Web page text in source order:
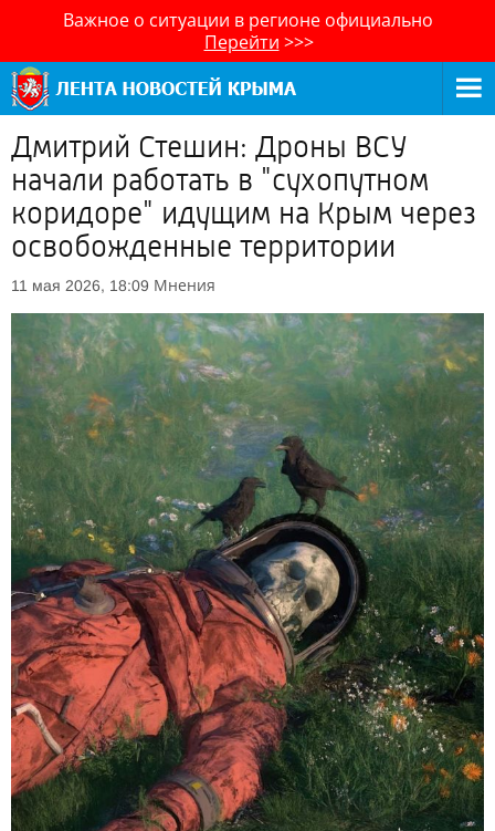
Важное о ситуации в регионе официально
Перейти >>>
Дмитрий Стешин: Дроны ВСУ
начали работать в "сухопутном
коридоре" идущим на Крым через
освобожденные территории
11 мая 2026, 18:09 Мнения